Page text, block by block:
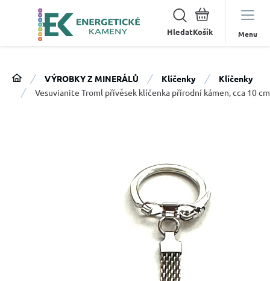
Hledat Menu
VÝROBKY Z MINERÁLŮ Klíčenky
Klíčenky
Vesuvianite Troml přívěsek klíčenka přírodní kámen, cca 10